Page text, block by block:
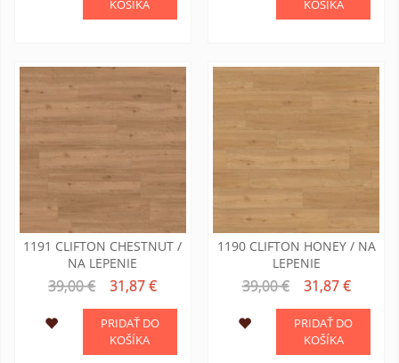
KOŠÍKA
KOŠÍKA
1191 CLIFTON CHESTNUT /
NA LEPENIE
39,00 € 31,87 €
PRIDAŤ DO
KOŠÍKA
1190 CLIFTON HONEY / NA
LEPENIE
39,00 € 31,87 €
PRIDAŤ DO
KOŠÍKA